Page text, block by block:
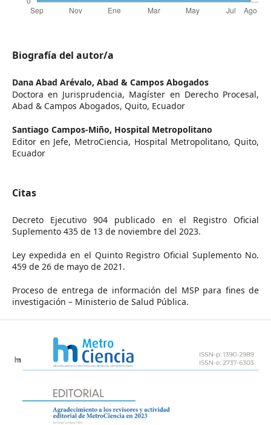
Biografía del autor/a
Dana Abad Arévalo, Abad & Campos Abogados
Doctora en Jurisprudencia, Magíster en Derecho Procesal,
Abad & Campos Abogados, Quito, Ecuador
Santiago Campos-Miño, Hospital Metropolitano
Editor en Jefe, MetroCiencia, Hospital Metropolitano, Quito,
Ecuador
Citas
Decreto Ejecutivo 904 publicado en el Registro Oficial
Suplemento 435 de 13 de noviembre del 2023.
Ley expedida en el Quinto Registro Oficial Suplemento No.
459 de 26 de mayo de 2021.
Proceso de entrega de información del MSP para fines de
investigación – Ministerio de Salud Pública.